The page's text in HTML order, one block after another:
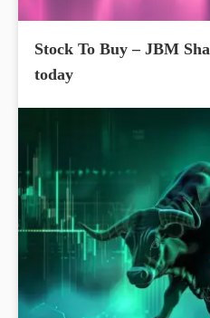
Stock To Buy – JBM
today